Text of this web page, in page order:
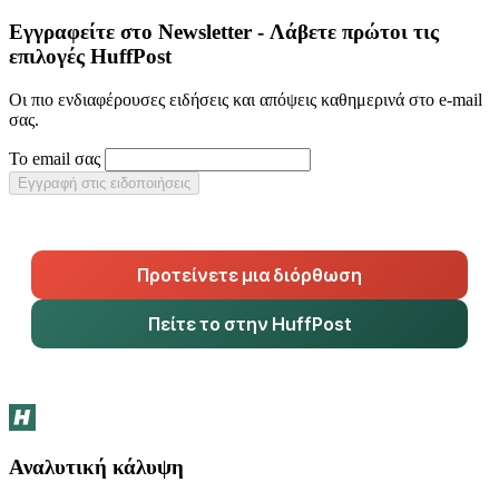
Εγγραφείτε στο Newsletter - Λάβετε πρώτοι τις
επιλογές HuffPost
Οι πιο ενδιαφέρουσες ειδήσεις και απόψεις καθημερινά στο e-mail
σας.
Το email σας
Εγγραφή στις ειδοποιήσεις
Προτείνετε μια διόρθωση
Πείτε το στην HuffPost
Αναλυτική κάλυψη